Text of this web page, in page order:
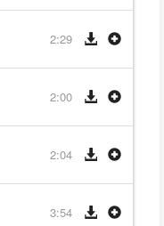
2:29
2:00
2:04
3:54